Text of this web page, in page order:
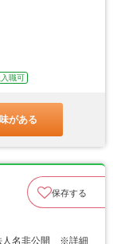
職可
がある
保存する
人名非公開 ※詳細